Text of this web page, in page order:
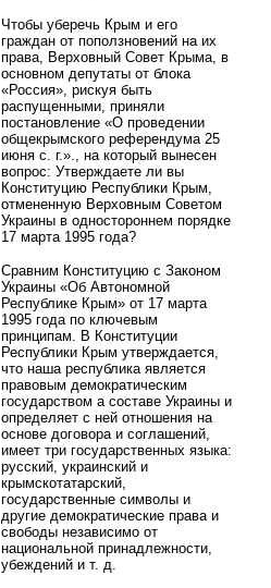
Чтобы уберечь Крым и его
граждан от поползновений на их
права, Верховный Совет Крыма, в
основном депутаты от блока
«Россия», рискуя быть
распущенными, приняли
постановление «О проведении
общекрымского референдума 25
июня с. г.»., на который вынесен
вопрос: Утверждаете ли вы
Конституцию Республики Крым,
отмененную Верховным Советом
Украины в одностороннем порядке
17 марта 1995 года?
Сравним Конституцию с Законом
Украины «Об Автономной
Республике Крым» от 17 марта
1995 года по ключевым
принципам. В Конституции
Республики Крым утверждается,
что наша республика является
правовым демократическим
государством а составе Украины и
определяет с ней отношения на
основе договора и соглашений,
имеет три государственных языка:
русский, украинский и
крымскотатарский,
государственные символы и
другие демократические права и
свободы независимо от
национальной принадлежности,
убеждений и т. д.